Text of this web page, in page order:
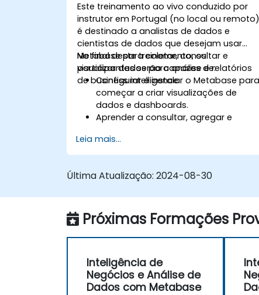
Este treinamento ao vivo conduzido por
instrutor em Portugal (no local ou remoto)
é destinado a analistas de dados e
cientistas de dados que desejam usar
Metabase para coletar, consultar e
visualizar dados para análise e relatórios
de business intelligence.
No final deste treinamento, os
participantes serão capazes de:
Configurar e instalar o Metabase para
começar a criar visualizações de
dados e dashboards.
Aprender a consultar, agregar e
Utilizar as funcionalidades e
ferramentas em Metabase para
Criar gráficos e dashboards analíticos
sobre a utilização do Metabase e a
resolução de problemas comuns.
Leia mais...
Última Atualização: 2024-08-30
Próximas Formações
Inteligência de
Negócios e Análise de
Dados com Metabase